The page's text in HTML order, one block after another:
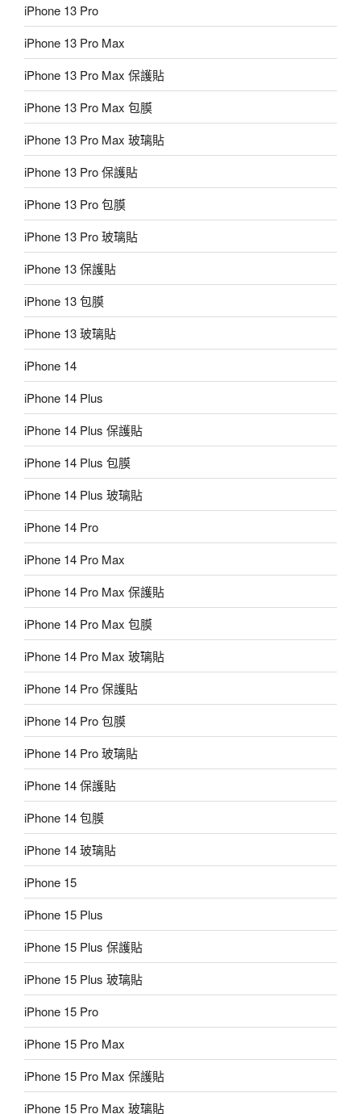
iPhone 13 Pro
iPhone 13 Pro Max
iPhone 13 Pro Max 保護貼
iPhone 13 Pro Max 包膜
iPhone 13 Pro Max 玻璃貼
iPhone 13 Pro 保護貼
iPhone 13 Pro 包膜
iPhone 13 Pro 玻璃貼
iPhone 13 保護貼
iPhone 13 包膜
iPhone 13 玻璃貼
iPhone 14
iPhone 14 Plus
iPhone 14 Plus 保護貼
iPhone 14 Plus 包膜
iPhone 14 Plus 玻璃貼
iPhone 14 Pro
iPhone 14 Pro Max
iPhone 14 Pro Max 保護貼
iPhone 14 Pro Max 包膜
iPhone 14 Pro Max 玻璃貼
iPhone 14 Pro 保護貼
iPhone 14 Pro 包膜
iPhone 14 Pro 玻璃貼
iPhone 14 保護貼
iPhone 14 包膜
iPhone 14 玻璃貼
iPhone 15
iPhone 15 Plus
iPhone 15 Plus 保護貼
iPhone 15 Plus 玻璃貼
iPhone 15 Pro
iPhone 15 Pro Max
iPhone 15 Pro Max 保護貼
iPhone 15 Pro Max 玻璃貼